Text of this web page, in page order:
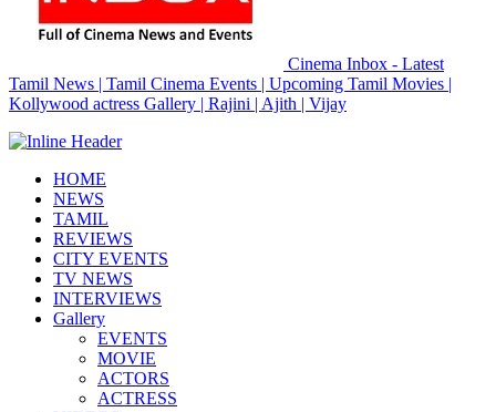
Cinema Inbox - Latest
Tamil News | Tamil Cinema Events | Upcoming Tamil Movies |
Kollywood actress Gallery | Rajini | Ajith | Vijay
HOME
NEWS
TAMIL
REVIEWS
CITY EVENTS
TV NEWS
INTERVIEWS
Gallery
EVENTS
MOVIE
ACTORS
ACTRESS